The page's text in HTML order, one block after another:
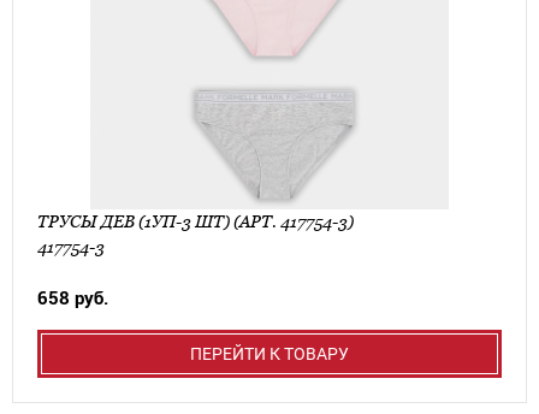
ТРУСЫ ДЕВ (1УП-3 ШТ) (АРТ. 417754-3)
417754-3
658 руб.
ПЕРЕЙТИ К ТОВАРУ